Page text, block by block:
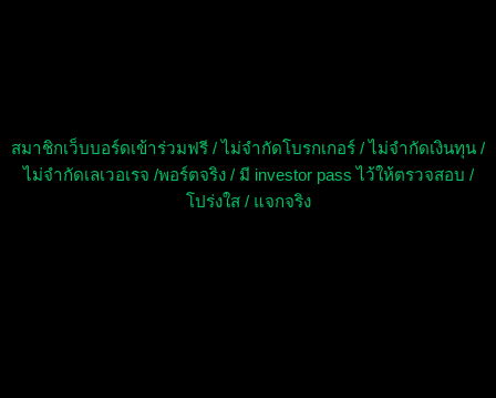
สมาชิกเว็บบอร์ดเข้าร่วมฟรี / ไม่จำกัดโบรกเกอร์ / ไม่จำกัดเงินทุน /
ไม่จำกัดเลเวอเรจ /พอร์ตจริง / มี investor pass ไว้ให้ตรวจสอบ /
โปร่งใส / แจกจริง